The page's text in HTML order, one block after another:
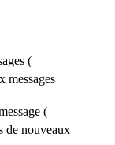
(
messages
(
de nouveaux